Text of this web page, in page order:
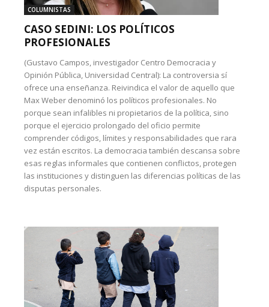
COLUMNISTAS
CASO SEDINI: LOS POLÍTICOS
PROFESIONALES
(Gustavo Campos, investigador Centro Democracia y
Opinión Pública, Universidad Central): La controversia sí
ofrece una enseñanza. Reivindica el valor de aquello que
Max Weber denominó los políticos profesionales. No
porque sean infalibles ni propietarios de la política, sino
porque el ejercicio prolongado del oficio permite
comprender códigos, límites y responsabilidades que rara
vez están escritos. La democracia también descansa sobre
esas reglas informales que contienen conflictos, protegen
las instituciones y distinguen las diferencias políticas de las
disputas personales.